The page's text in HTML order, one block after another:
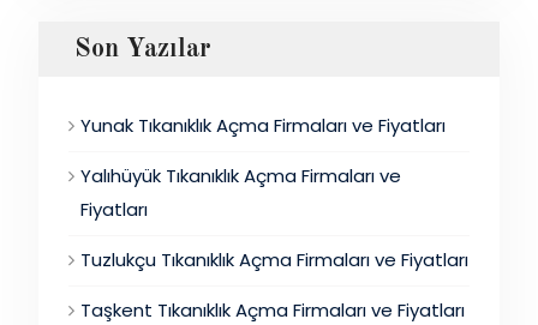
Son Yazılar
Yunak Tıkanıklık Açma Firmaları ve Fiyatları
Yalıhüyük Tıkanıklık Açma Firmaları ve
Fiyatları
Tuzlukçu Tıkanıklık Açma Firmaları ve Fiyatları
Taşkent Tıkanıklık Açma Firmaları ve Fiyatları